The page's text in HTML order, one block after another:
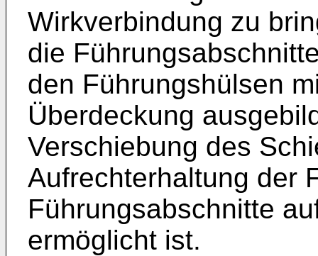
Wirkverbindung zu
die
den Führungshülsen
Überdeckung
Verschiebung des
Aufrechterhaltung der
Führungsabschnitte
ermöglicht ist.